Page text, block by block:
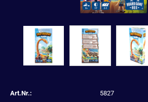
Art.Nr.:
5827